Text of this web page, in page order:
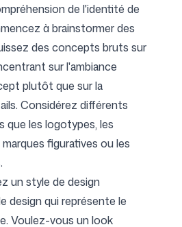
de l'identité de
à brainstormer des
des concepts bruts sur
sur l'ambiance
plutôt que sur la
Considérez différents
que les logotypes, les
figuratives ou les
un style de design
design qui représente le
Voulez-vous un look